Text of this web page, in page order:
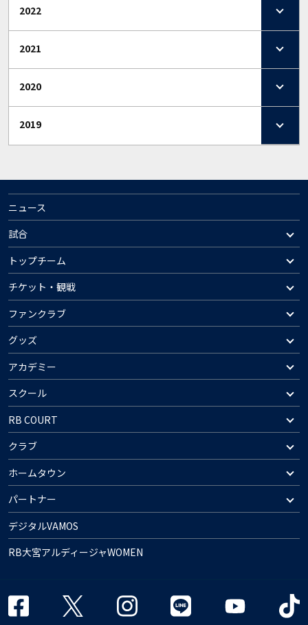
2022
2021
2020
2019
ニュース
試合
トップチーム
チケット・観戦
ファンクラブ
グッズ
アカデミー
スクール
RB COURT
クラブ
ホームタウン
パートナー
デジタルVAMOS
RB大宮アルディージャWOMEN